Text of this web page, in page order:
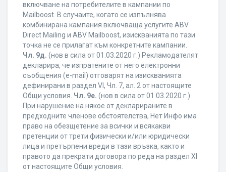
включване на потребителите в кампании по
Mailboost. В случаите, когато се изпълнява
комбинирана кампания включваща услугите ABV
Direct Mailing и ABV Mailboost, изискванията по тази
точка не се прилагат към конкретните кампании.
Чл. 9д. (нов в сила от 01.03.2020 г.) Рекламодателят
декларира, че изпратените от него електронни
съобщения (e-mail) отговарят на изискванията
дефинирани в раздел VI, Чл. 7, ал. 2 от настоящите
Общи условия. Чл. 9е. (нов в сила от 01.03.2020 г.)
При нарушение на някое от декларираните в
предходните членове обстоятелства, Нет Инфо има
право на обезщетение за всички и всякакви
претенции от трети физически и/или юридически
лица и претърпени вреди в тази връзка, както и
правото да прекрати договора по реда на раздел XI
от настоящите Общи условия.